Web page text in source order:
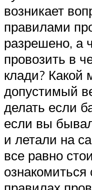
возникает
правилами
разрешено, а
провозить в
клади? Какой
допустимый
делать если
если вы
и летали на
все равно